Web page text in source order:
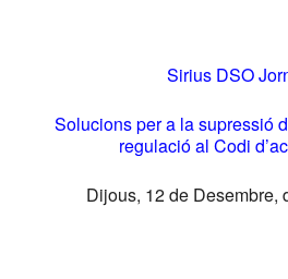
Sirius DSO
Solucions per a la supressió
regulació al Codi
Dijous, 12 de Desembre,